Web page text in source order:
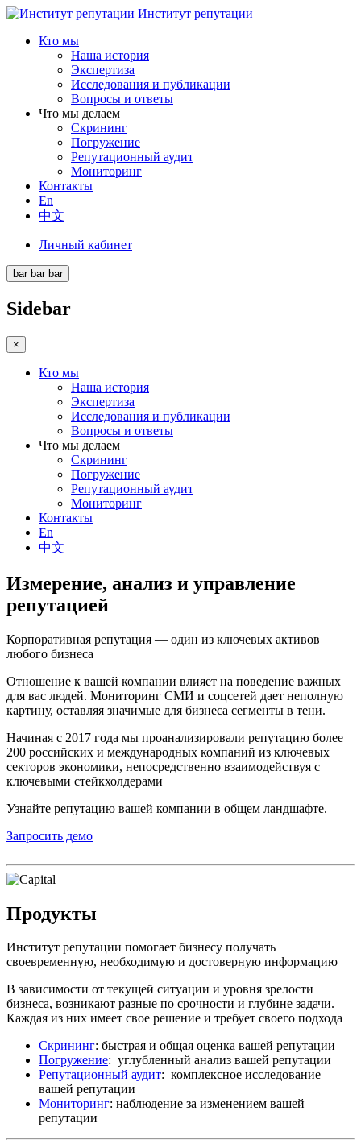
Институт репутации
Кто мы
Наша история
Экспертиза
Исследования и публикации
Вопросы и ответы
Что мы делаем
Скрининг
Погружение
Репутационный аудит
Мониторинг
Контакты
En
中文
Личный кабинет
bar bar bar
Sidebar
×
Кто мы
Наша история
Экспертиза
Исследования и публикации
Вопросы и ответы
Что мы делаем
Скрининг
Погружение
Репутационный аудит
Мониторинг
Контакты
En
中文
Измерение, анализ и управление
репутацией
Корпоративная репутация — один из ключевых активов
любого бизнеса
Отношение к вашей компании влияет на поведение важных
для вас людей. Мониторинг СМИ и соцсетей дает неполную
картину, оставляя значимые для бизнеса сегменты в тени.
Начиная с 2017 года мы проанализировали репутацию более
200 российских и международных компаний из ключевых
секторов экономики, непосредственно взаимодействуя с
ключевыми стейкхолдерами
Узнайте репутацию вашей компании в общем ландшафте.
Запросить демо
Продукты
Институт репутации помогает бизнесу получать
своевременную, необходимую и достоверную информацию
В зависимости от текущей ситуации и уровня зрелости
бизнеса, возникают разные по срочности и глубине задачи.
Каждая из них имеет свое решение и требует своего подхода
Скрининг: быстрая и общая оценка вашей репутации
Погружение: углубленный анализ вашей репутации
Репутационный аудит: комплексное исследование
вашей репутации
Мониторинг: наблюдение за изменением вашей
репутации